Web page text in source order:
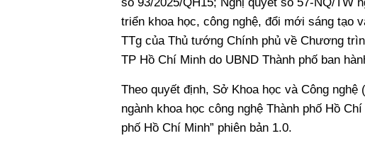
triển khoa học, công nghệ, đổi mới sáng tạo
TTg của Thủ tướng Chính phủ về Chương
TP Hồ Chí Minh do UBND Thành phố ban
Theo quyết định, Sở Khoa học và Công
ngành khoa học công nghệ Thành phố Hồ
phố Hồ Chí Minh” phiên bản 1.0.